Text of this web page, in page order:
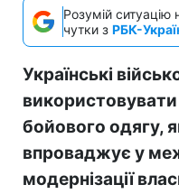
Розумій ситуацію
чутки з РБК-
Українські
бойового одягу,
впроваджує у
модернізації